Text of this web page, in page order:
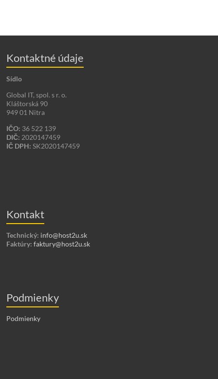
Kontaktné údaje
Sídlo
Global IT, spol. s r. o.
Kláštorská 90
949 01 Nitra
IČO: 36 522 139
DIČ: 2020147459
IČ DPH: SK2020147459
Kontakt
Technický: info@host2u.sk
Faktúry: faktury@host2u.sk
Podmienky
Podmienky